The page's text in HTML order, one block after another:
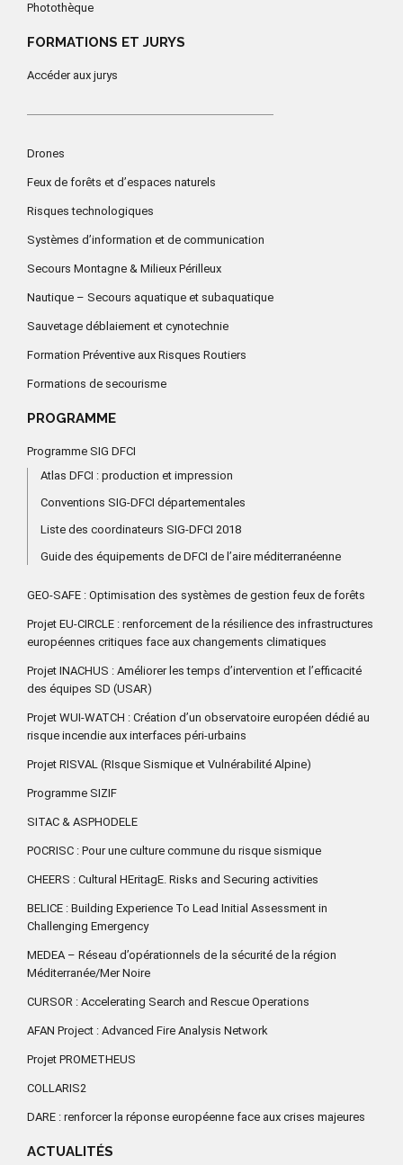
Photothèque
FORMATIONS ET JURYS
Accéder aux jurys
Drones
Feux de forêts et d’espaces naturels
Risques technologiques
Systèmes d’information et de communication
Secours Montagne & Milieux Périlleux
Nautique – Secours aquatique et subaquatique
Sauvetage déblaiement et cynotechnie
Formation Préventive aux Risques Routiers
Formations de secourisme
PROGRAMME
Programme SIG DFCI
Atlas DFCI : production et impression
Conventions SIG-DFCI départementales
Liste des coordinateurs SIG-DFCI 2018
Guide des équipements de DFCI de l’aire méditerranéenne
GEO-SAFE : Optimisation des systèmes de gestion feux de forêts
Projet EU-CIRCLE : renforcement de la résilience des infrastructures
européennes critiques face aux changements climatiques
Projet INACHUS : Améliorer les temps d’intervention et l’efficacité
des équipes SD (USAR)
Projet WUI-WATCH : Création d’un observatoire européen dédié au
risque incendie aux interfaces péri-urbains
Projet RISVAL (RIsque Sismique et Vulnérabilité Alpine)
Programme SIZIF
SITAC & ASPHODELE
POCRISC : Pour une culture commune du risque sismique
CHEERS : Cultural HEritagE. Risks and Securing activities
BELICE : Building Experience To Lead Initial Assessment in
Challenging Emergency
MEDEA – Réseau d’opérationnels de la sécurité de la région
Méditerranée/Mer Noire
CURSOR : Accelerating Search and Rescue Operations
AFAN Project : Advanced Fire Analysis Network
Projet PROMETHEUS
COLLARIS2
DARE : renforcer la réponse européenne face aux crises majeures
ACTUALITÉS